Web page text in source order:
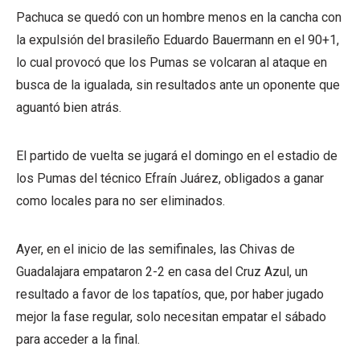
Pachuca se quedó con un hombre menos en la cancha con
la expulsión del brasileño Eduardo Bauermann en el 90+1,
lo cual provocó que los Pumas se volcaran al ataque en
busca de la igualada, sin resultados ante un oponente que
aguantó bien atrás.
El partido de vuelta se jugará el domingo en el estadio de
los Pumas del técnico Efraín Juárez, obligados a ganar
como locales para no ser eliminados.
Ayer, en el inicio de las semifinales, las Chivas de
Guadalajara empataron 2-2 en casa del Cruz Azul, un
resultado a favor de los tapatíos, que, por haber jugado
mejor la fase regular, solo necesitan empatar el sábado
para acceder a la final.